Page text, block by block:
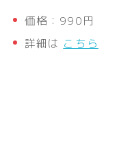
価格：990円
詳細は こちら